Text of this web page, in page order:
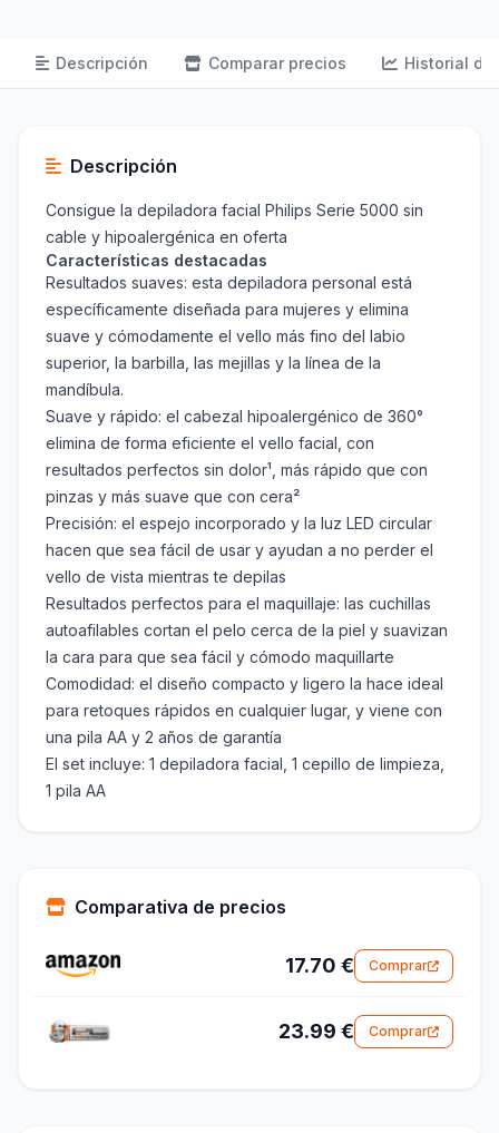
Descripción Comparar precios Historial de
Descripción
Consigue la depiladora facial Philips Serie 5000 sin
cable y hipoalergénica en oferta
Características destacadas
Resultados suaves: esta depiladora personal está
específicamente diseñada para mujeres y elimina
suave y cómodamente el vello más fino del labio
superior, la barbilla, las mejillas y la línea de la
mandíbula.
Suave y rápido: el cabezal hipoalergénico de 360°
elimina de forma eficiente el vello facial, con
resultados perfectos sin dolor¹, más rápido que con
pinzas y más suave que con cera²
Precisión: el espejo incorporado y la luz LED circular
hacen que sea fácil de usar y ayudan a no perder el
vello de vista mientras te depilas
Resultados perfectos para el maquillaje: las cuchillas
autoafilables cortan el pelo cerca de la piel y suavizan
la cara para que sea fácil y cómodo maquillarte
Comodidad: el diseño compacto y ligero la hace ideal
para retoques rápidos en cualquier lugar, y viene con
una pila AA y 2 años de garantía
El set incluye: 1 depiladora facial, 1 cepillo de limpieza,
1 pila AA
Comparativa de precios
17.70 € Comprar
23.99 € Comprar